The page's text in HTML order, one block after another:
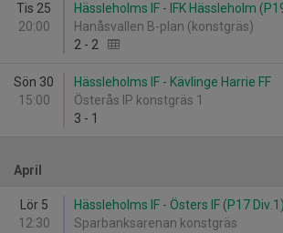
Tis 25
20:00
Hässleholms IF - IFK Hässleholm
Hanåsvallen B-plan (konstgräs)
2 - 2
Sön 30
15:00
Hässleholms IF - Kävlinge Harrie FF
Österås IP konstgräs 1
3 - 1
April
Lör 5
12:30
Hässleholms IF - Östers IF (P17 Div.1)
Sparbanksarenan konstgräs